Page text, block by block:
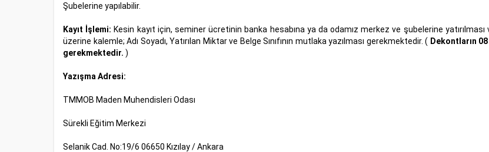
Şubelerine yapılabilir.
Kayıt İşlemi: Kesin kayıt için, seminer ücretinin banka hesabına ya da odamız merkez ve şubelerine
üzerine kalemle; Adı Soyadı, Yatırılan Miktar ve Belge Sınıfının mutlaka yazılması gerekmektedir. ( Dekontların
gerekmektedir. )
Yazışma Adresi:
TMMOB Maden Muhendisleri Odası
Sürekli Eğitim Merkezi
Selanik Cad. No:19/6 06650 Kızılay / Ankara